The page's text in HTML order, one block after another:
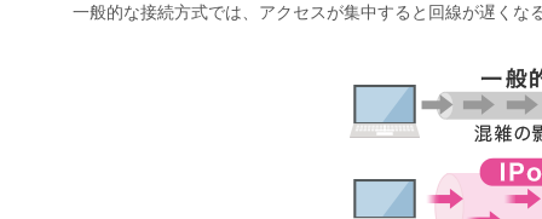
一般的な接続方式では、アクセスが集中すると回線が遅く